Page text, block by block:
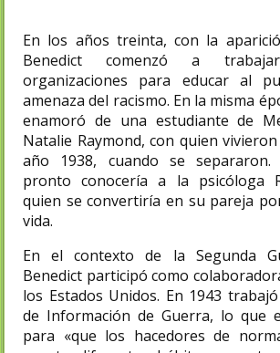
En los años treinta, con la
Benedict comenzó a
organizaciones para educar al
amenaza del racismo. En la misma
enamoró de una estudiante de
Natalie Raymond, con quien
año 1938, cuando se separaron.
pronto conocería a la psicóloga
quien se convertiría en su pareja
vida.
En el contexto de la Segunda
Benedict participó como
los Estados Unidos. En 1943
de Información de Guerra, lo que
para «que los hacedores de